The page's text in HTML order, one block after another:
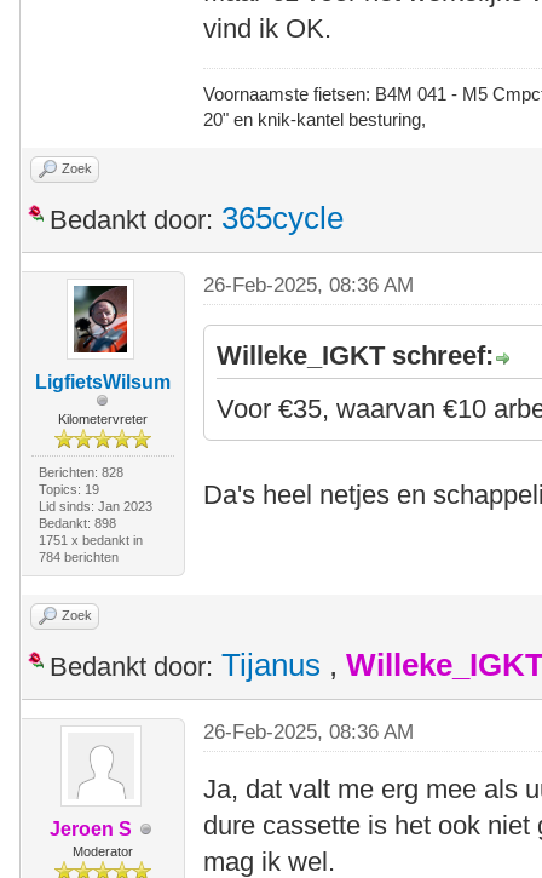
vind ik OK.
Voornaamste fietsen: B4M 041 - M5
20" en knik-kantel besturing,
Zoek
Bedankt door: 365cycle
LigfietsWilsum
Kilometervreter
Berichten: 828
Topics: 19
Lid sinds: Jan 2023
Bedankt: 898
1751 x bedankt in
784 berichten
26-Feb-2025, 08:36 AM
Willeke_IGKT schreef:
Voor €35, waarvan €10
Da's heel netjes en
Zoek
Bedankt door: Tijanus ,
Jeroen S
Moderator
26-Feb-2025, 08:36 AM
Ja, dat valt me erg mee als
dure cassette is het ook
mag ik wel.